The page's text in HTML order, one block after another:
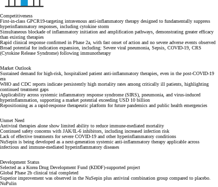
Competitiveness
First-in-class GPCR19-targeting intravenous anti-inflammatory therapy designed to fundamentally suppress
hyperinflammatory responses, including cytokine storm
Simultaneous blockade of inflammatory initiation and amplification pathways, demonstrating greater efficacy
than existing therapies
Rapid clinical response confirmed in Phase 2a, with fast onset of action and no severe adverse events observed
Broad potential for indication expansion, including: Severe viral pneumonia, Sepsis, COVID-19, CRS
(Cytokine Release Syndrome) following immunotherapy
Market Outlook
Sustained demand for high-risk, hospitalized patient anti-inflammatory therapies, even in the post-COVID-19
era
WHO and CDC reports indicate persistently high mortality rates among critically ill patients, highlighting
continued treatment gaps
Applicability across systemic inflammatory response syndrome (SIRS), pneumonia, and virus-induced
hyperinflammation, supporting a market potential exceeding USD 10 billion
Repositioning as a rapid-response therapeutic platform for future pandemics and public health emergencies
Unmet Need
Antiviral therapies alone show limited ability to reduce immune-mediated mortality
Continued safety concerns with JAK/IL-6 inhibitors, including increased infection risk
Lack of effective treatments for severe COVID-19 and other hyperinflammatory conditions
NuSepin is being developed as a next-generation systemic anti-inflammatory therapy applicable across
infectious and immune-mediated hyperinflammatory diseases
Development Status
Selected as a Korea Drug Development Fund (KDDF)-supported project
Global Phase 2b clinical trial completed
Superior improvement was observed in the NuSepin plus antiviral combination group compared to placebo.
NuPulin